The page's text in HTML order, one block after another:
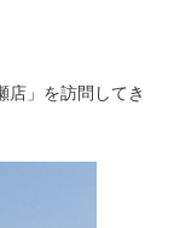
店」を訪問してき